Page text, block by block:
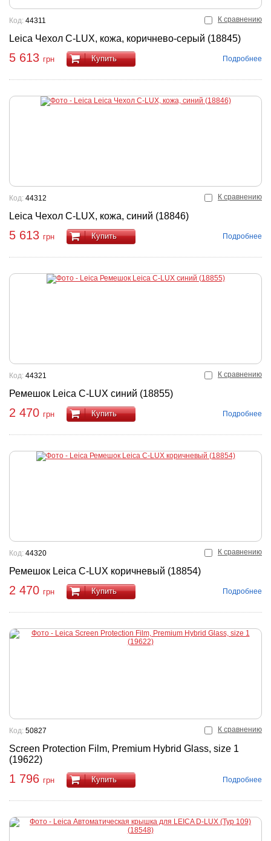
К сравнению
Leica Чехол C-LUX, кожа, коричнево-серый (18845)
Код: 44311
5 613 грн Купить Подробнее
К сравнению
Leica Чехол C-LUX, кожа, синий (18846)
Код: 44312
5 613 грн Купить Подробнее
К сравнению
Ремешок Leica C-LUX синий (18855)
Код: 44321
2 470 грн Купить Подробнее
К сравнению
Ремешок Leica C-LUX коричневый (18854)
Код: 44320
2 470 грн Купить Подробнее
К сравнению
Screen Protection Film, Premium Hybrid Glass, size 1
(19622)
Код: 50827
1 796 грн Купить Подробнее